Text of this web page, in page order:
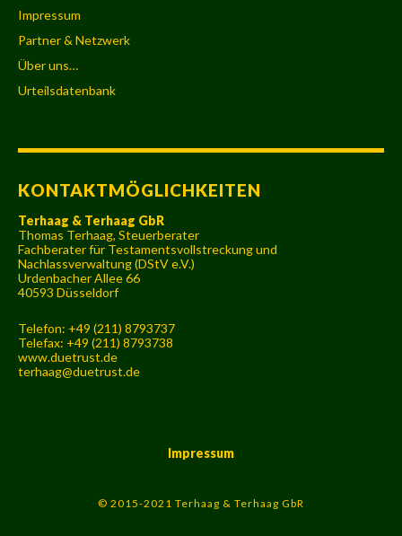
Impressum
Partner & Netzwerk
Über uns…
Urteilsdatenbank
KONTAKTMÖGLICHKEITEN
Terhaag & Terhaag GbR
Thomas Terhaag, Steuerberater
Fachberater für Testamentsvollstreckung und
Nachlassverwaltung (DStV e.V.)
Urdenbacher Allee 66
40593 Düsseldorf
Telefon: +49 (211) 8793737
Telefax: +49 (211) 8793738
www.duetrust.de
terhaag@duetrust.de
Impressum
© 2015-2021 Terhaag & Terhaag GbR